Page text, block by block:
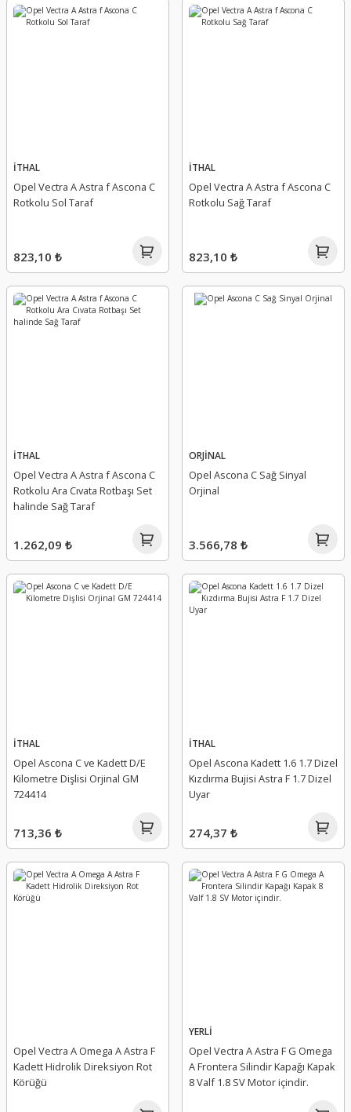
İTHAL
Opel Vectra A Astra f Ascona C
Rotkolu Sol Taraf
823,10 ₺
İTHAL
Opel Vectra A Astra f Ascona C
Rotkolu Sağ Taraf
823,10 ₺
İTHAL
Opel Vectra A Astra f Ascona C
Rotkolu Ara Cıvata Rotbaşı Set
halinde Sağ Taraf
1.262,09 ₺
ORJİNAL
Opel Ascona C Sağ Sinyal
Orjinal
3.566,78 ₺
İTHAL
Opel Ascona C ve Kadett D/E
Kilometre Dişlisi Orjinal GM
724414
713,36 ₺
İTHAL
Opel Ascona Kadett 1.6 1.7 Dizel
Kızdırma Bujisi Astra F 1.7 Dizel
Uyar
274,37 ₺
Opel Vectra A Omega A Astra F
Kadett Hidrolik Direksiyon Rot
Körüğü
YERLİ
Opel Vectra A Astra F G Omega
A Frontera Silindir Kapağı Kapak
8 Valf 1.8 SV Motor içindir.